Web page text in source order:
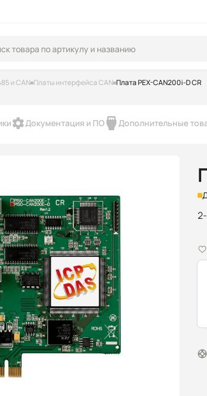
и CAN Платы интерфейса CAN Плата PEX-CAN200i-D CR
Документация и ПО Дополнительные